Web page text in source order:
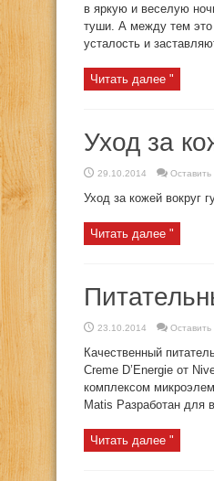
в яркую и веселую
туши. А между тем это
усталость и
Читать далее "
Уход за
29.10.2014
Уход за кожей вокруг
Читать далее "
23.10.2014
Качественный
Creme D’Energie от
комплексом
Matis Разработан для
Читать далее "